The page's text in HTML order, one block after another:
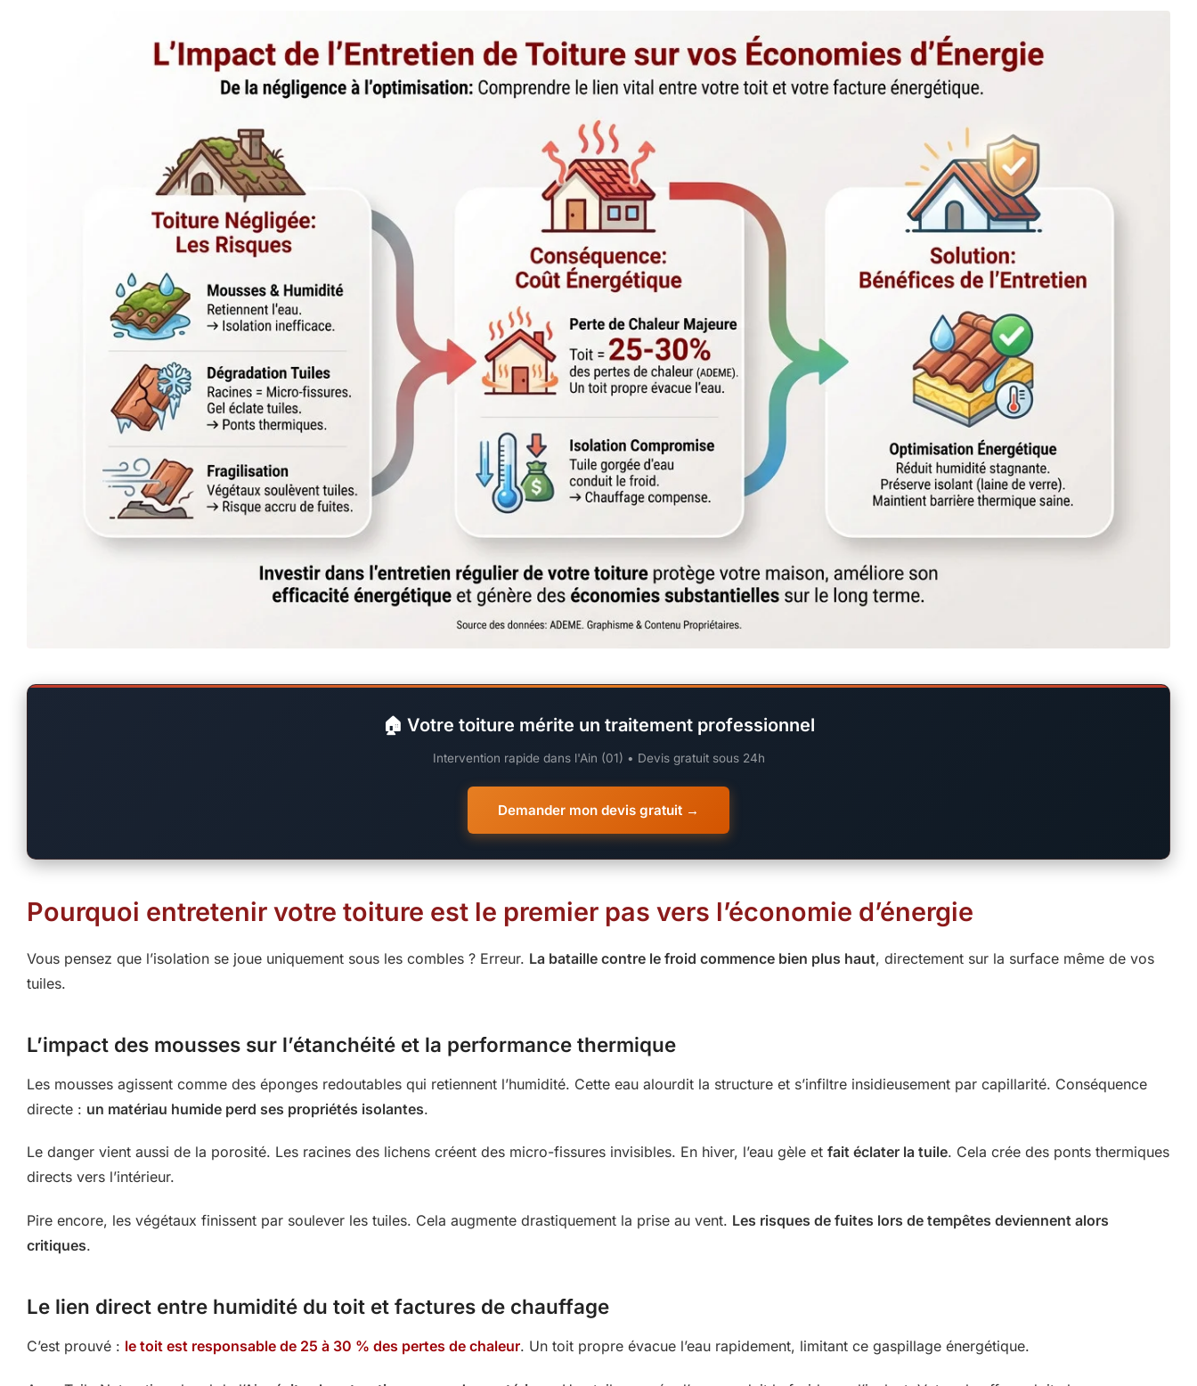
🏠 Votre toiture mérite un traitement professionnel
Intervention rapide dans l'Ain (01) • Devis gratuit sous 24h
Demander mon devis gratuit →
Pourquoi entretenir votre toiture est le premier pas vers l’économie d’énergie
Vous pensez que l’isolation se joue uniquement sous les combles ? Erreur. La bataille contre le froid commence bien plus haut, directement sur la surface même de vos
tuiles.
L’impact des mousses sur l’étanchéité et la performance thermique
Les mousses agissent comme des éponges redoutables qui retiennent l’humidité. Cette eau alourdit la structure et s’infiltre insidieusement par capillarité. Conséquence
directe : un matériau humide perd ses propriétés isolantes.
Le danger vient aussi de la porosité. Les racines des lichens créent des micro-fissures invisibles. En hiver, l’eau gèle et fait éclater la tuile. Cela crée des ponts thermiques
directs vers l’intérieur.
Pire encore, les végétaux finissent par soulever les tuiles. Cela augmente drastiquement la prise au vent. Les risques de fuites lors de tempêtes deviennent alors
critiques.
Le lien direct entre humidité du toit et factures de chauffage
C’est prouvé : le toit est responsable de 25 à 30 % des pertes de chaleur. Un toit propre évacue l’eau rapidement, limitant ce gaspillage énergétique.